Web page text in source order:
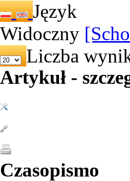
Język
Widoczny
Liczba
Artykuł -
Czasopismo